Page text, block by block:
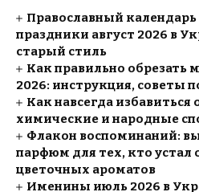
Православный
праздники август 2026 в
старый стиль
Как правильно обрезать
2026: инструкция, советы
Как навсегда
химические и народные
Флакон воспоминаний:
парфюм для тех, кто
цветочных ароматов
Именины июль 2026 в